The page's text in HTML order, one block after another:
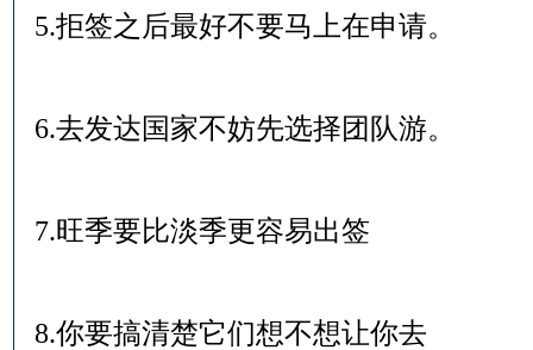
5.拒签之后最好不要马上在申请。
6.去发达国家不妨先选择团队游。
7.旺季要比淡季更容易出签
8.你要搞清楚它们想不想让你去